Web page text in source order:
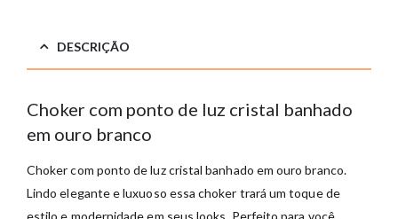
DESCRIÇÃO
Choker com ponto de luz cristal banhado
em ouro branco
Choker com ponto de luz cristal banhado em ouro branco.
Lindo elegante e luxuoso essa choker trará um toque de